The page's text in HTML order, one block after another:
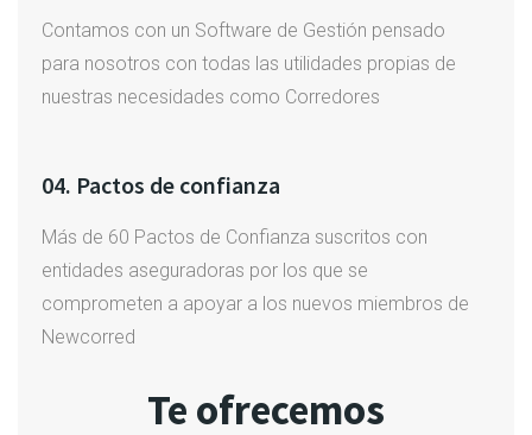
Contamos con un Software de Gestión pensado
para nosotros con todas las utilidades propias de
nuestras necesidades como Corredores
04. Pactos de confianza
Más de 60 Pactos de Confianza suscritos con
entidades aseguradoras por los que se
comprometen a apoyar a los nuevos miembros de
Newcorred
Te ofrecemos